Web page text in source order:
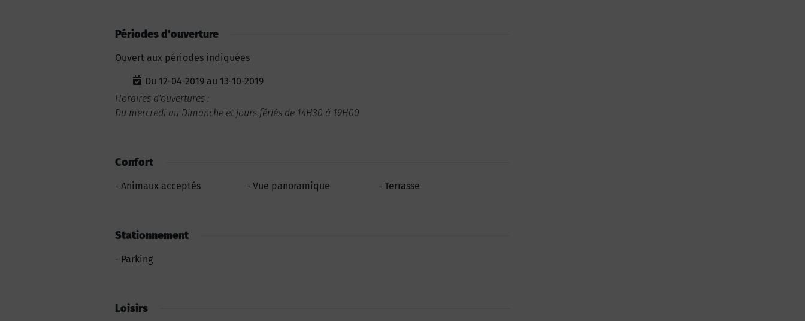
Périodes d'ouverture
Ouvert aux périodes indiquées
Du 12-04-2019 au 13-10-2019
Horaires d'ouvertures :
Du mercredi au Dimanche et jours fériés de 14H30 à 19H00
Confort
Animaux acceptés Vue panoramique Terrasse
Stationnement
Parking
Loisirs